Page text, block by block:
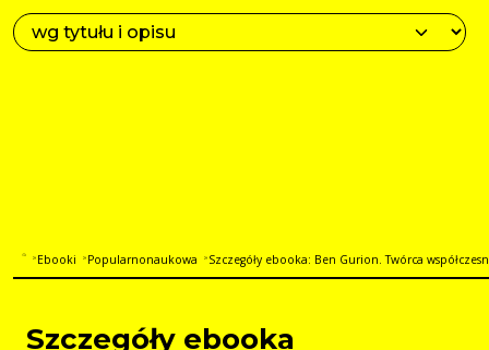
Ebooki Popularnonaukowa Szczegóły ebooka: Ben Gurion. Twórca
Szczegóły ebooka